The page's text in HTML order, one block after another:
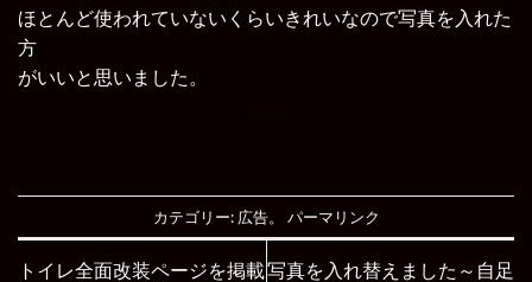
ほとんど使われていないくらいきれいなので写真を入れた
方
がいいと思いました。
カテゴリー: 広告。 パーマリンク
トイレ全面改装ページを掲載写真を入れ替えました～自足